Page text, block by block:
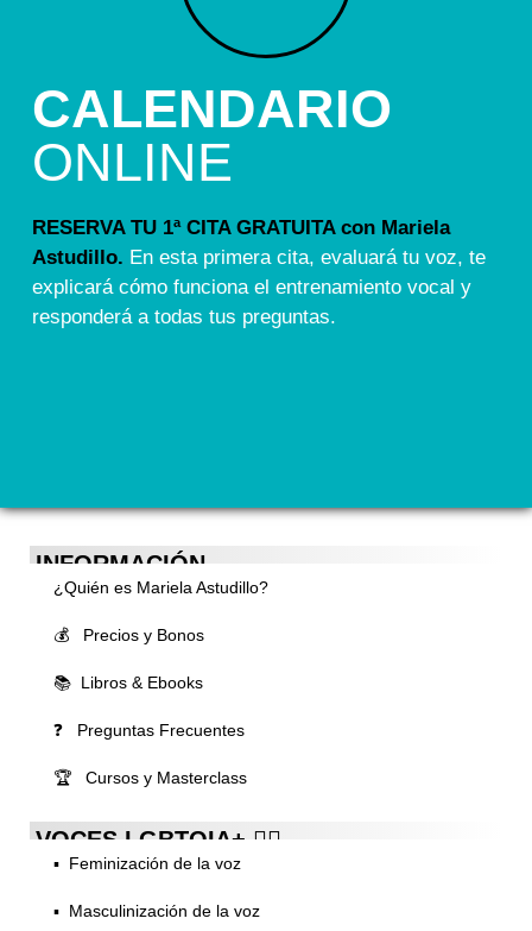
CALENDARIO
ONLINE
RESERVA TU 1ª CITA GRATUITA con Mariela
Astudillo. En esta primera cita, evaluará tu voz, te
explicará cómo funciona el entrenamiento vocal y
responderá a todas tus preguntas.
INFORMACIÓN
¿Quién es Mariela Astudillo?
💰 Precios y Bonos
📚 Libros & Ebooks
❓ Preguntas Frecuentes
🏆 Cursos y Masterclass
VOCES LGBTQIA+ 🏳️‍🌈
▪️ Feminización de la voz
▪️ Masculinización de la voz